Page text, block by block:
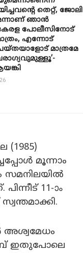
തെറ്റ്, ജോലി
ഞാൻ
കേരള പോലീസിനോട്
എന്നോട്
മാത്രമേ
മൂന്നാം
സമനിലയിൽ
11-ാം
അശ്വമേധം
ഇതുപോലെ